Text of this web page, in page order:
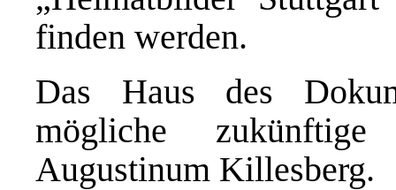
finden werden.
Das Haus des
mögliche
Augustinum Killesberg.